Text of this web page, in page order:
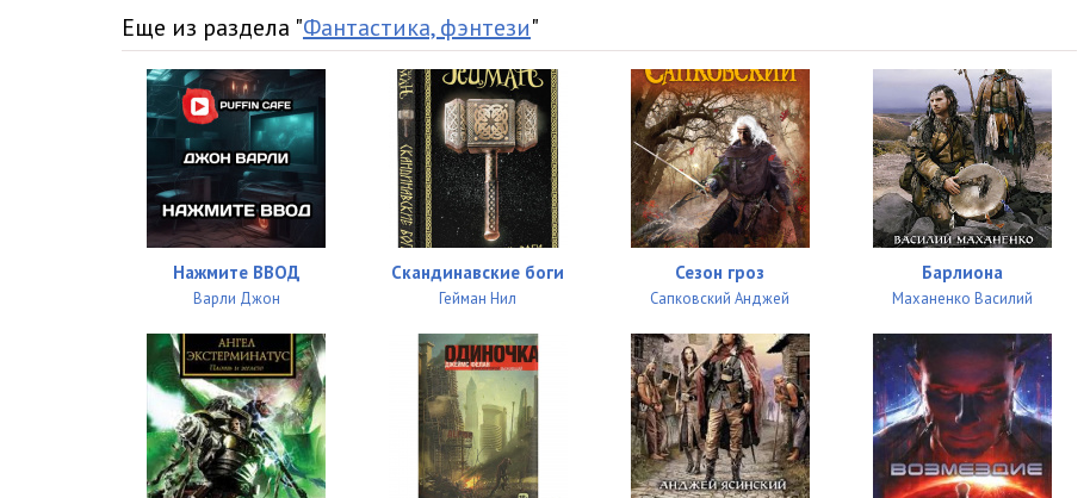
Еще из раздела "Фантастика, фэнтези"
Нажмите ВВОД
Варли Джон
Скандинавские боги
Гейман Нил
Сезон гроз
Сапковский Анджей
Барлиона
Маханенко Василий